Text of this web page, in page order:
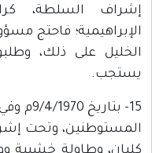
إشراف السلطة،
الإبراهيمية؛ فاحتج
الخليل على ذلك،
يستجب.
المستوطنين، وتحت